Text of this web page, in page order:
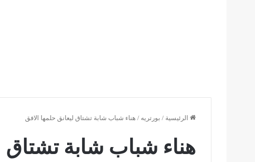
الرئيسية / بورتريه / هناء شباب شابة تشتاق ليعانق حلمها الافق
هناء شباب شابة تشتاق